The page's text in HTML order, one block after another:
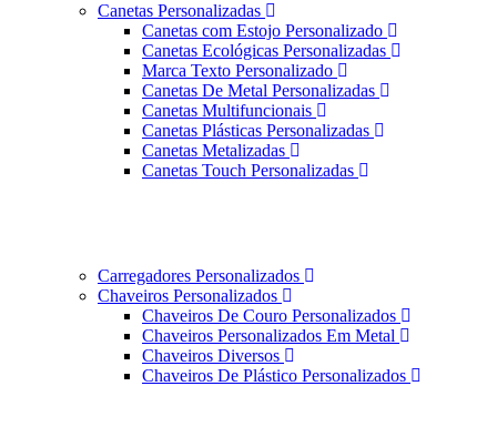
Canetas Personalizadas
Canetas com Estojo Personalizado
Canetas Ecológicas Personalizadas
Marca Texto Personalizado
Canetas De Metal Personalizadas
Canetas Multifuncionais
Canetas Plásticas Personalizadas
Canetas Metalizadas
Canetas Touch Personalizadas
Carregadores Personalizados
Chaveiros Personalizados
Chaveiros De Couro Personalizados
Chaveiros Personalizados Em Metal
Chaveiros Diversos
Chaveiros De Plástico Personalizados